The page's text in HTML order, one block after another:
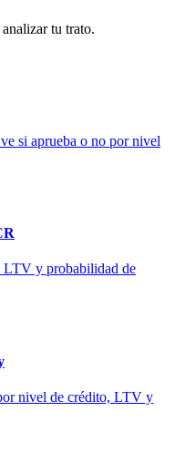
tu trato.
si aprueba o no por nivel
LTV y probabilidad de
nivel de crédito, LTV y